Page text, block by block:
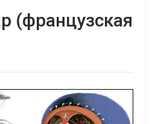
(французская